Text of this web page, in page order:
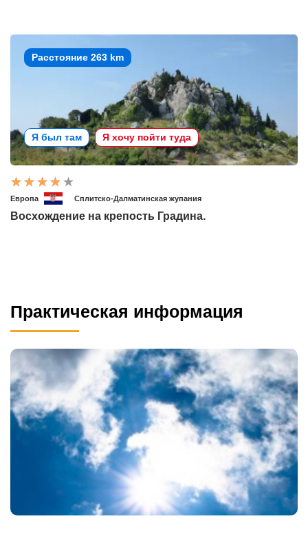
Расстояние 263 km
Я был там Я хочу пойти туда
Европа Сплитско-Далматинская жупания
Восхождение на крепость Градина.
Практическая информация